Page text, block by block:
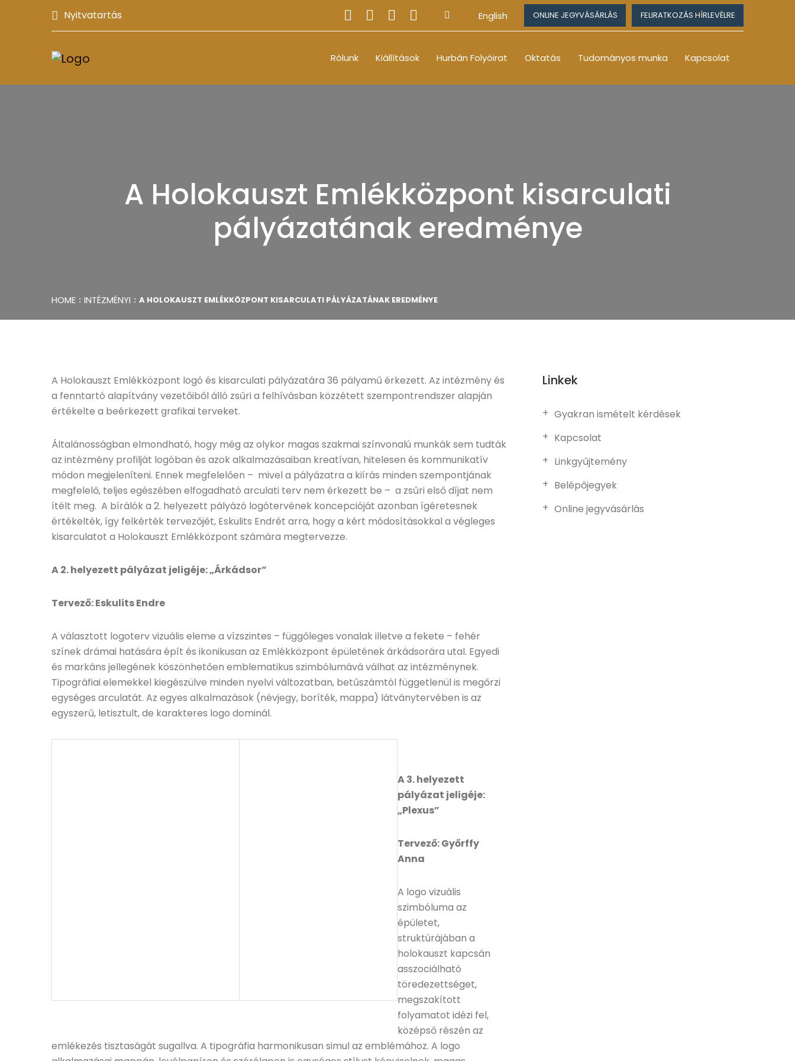
Nyitvatartás English ONLINE JEGYVÁSÁRLÁS FELIRATKOZÁS HÍRLEVÉLRE
Rólunk Kiállítások Hurbán Folyóirat Oktatás Tudományos munka Kapcsolat
A Holokauszt Emlékközpont kisarculati
pályázatának eredménye
HOME INTÉZMÉNYI A HOLOKAUSZT EMLÉKKÖZPONT KISARCULATI PÁLYÁZATÁNAK EREDMÉNYE
A Holokauszt Emlékközpont logó és kisarculati pályázatára 36 pályamű érkezett. Az intézmény és
a fenntartó alapítvány vezetőiből álló zsűri a felhívásban közzétett szempontrendszer alapján
értékelte a beérkezett grafikai terveket.
Általánosságban elmondható, hogy még az olykor magas szakmai színvonalú munkák sem tudták
az intézmény profilját logóban és azok alkalmazásaiban kreatívan, hitelesen és kommunikatív
módon megjeleníteni. Ennek megfelelően – mivel a pályázatra a kiírás minden szempontjának
megfelelő, teljes egészében elfogadható arculati terv nem érkezett be – a zsűri első díjat nem
ítélt meg. A bírálók a 2. helyezett pályázó logótervének koncepcióját azonban ígéretesnek
értékelték, így felkérték tervezőjét, Eskulits Endrét arra, hogy a kért módosításokkal a végleges
kisarculatot a Holokauszt Emlékközpont számára megtervezze.
A 2. helyezett pályázat jeligéje: „Árkádsor”
Tervező: Eskulits Endre
A választott logoterv vizuális eleme a vízszintes – függőleges vonalak illetve a fekete – fehér
színek drámai hatására épít és ikonikusan az Emlékközpont épületének árkádsorára utal. Egyedi
és markáns jellegének köszönhetően emblematikus szimbólumává válhat az intézménynek.
Tipográfiai elemekkel kiegészülve minden nyelvi változatban, betűszámtól függetlenül is megőrzi
egységes arculatát. Az egyes alkalmazások (névjegy, boríték, mappa) látványtervében is az
egyszerű, letisztult, de karakteres logo dominál.
A 3. helyezett
pályázat jeligéje:
„Plexus”
Tervező: Győrffy
Anna
A logo vizuális
szimbóluma az
épületet,
struktúrájában a
holokauszt kapcsán
asszociálható
töredezettséget,
megszakított
folyamatot idézi fel,
középső részén az
emlékezés tisztaságát sugallva. A tipográfia harmonikusan simul az emblémához. A logo
Linkek
Gyakran ismételt kérdések
Kapcsolat
Linkgyűjtemény
Belépőjegyek
Online jegyvásárlás